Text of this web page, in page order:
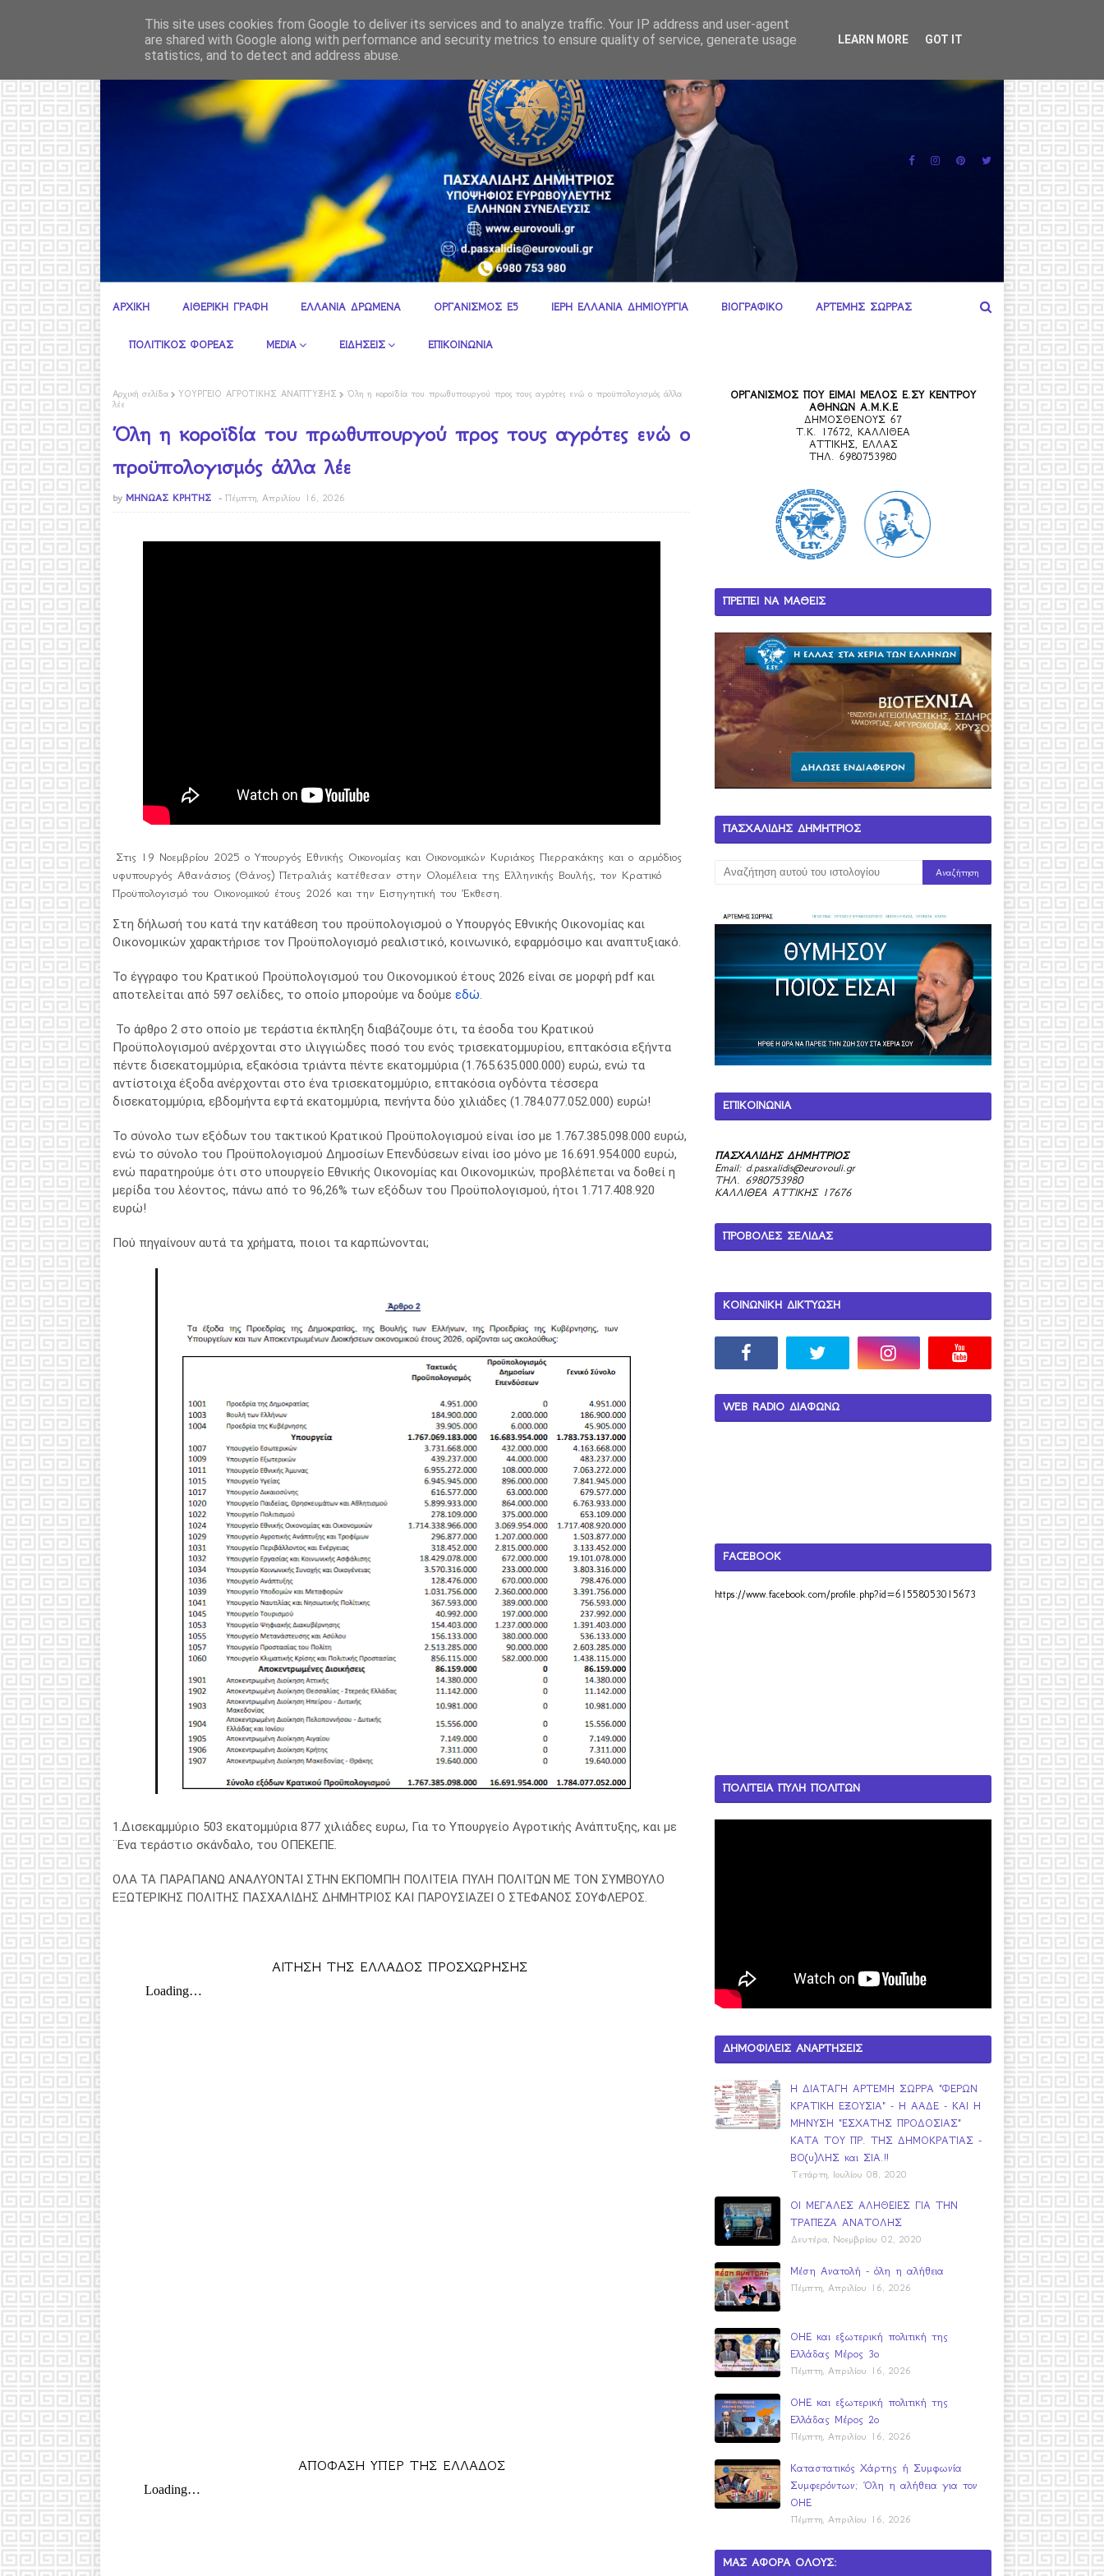
ΑΓΡΟΤΕΣ Όλη η κοροϊδία του πρωθυπουργού προς τους αγρότες ενώ ο προϋπολογισμός άλλα λέε
ΑΡΧΙΚΗ ΑΙΘΕΡΙΚΗ ΓΡΑΦΗ ΕΛΛΑΝΙΑ ΔΡΩΜΕΝΑ ΟΡΓΑΝΙΣΜΟΣ Ε5 ΙΕΡΗ ΕΛΛΑΝΙΑ ΔΗΜΙΟΥΡΓΙΑ ΒΙΟΓΡΑΦΙΚΟ ΑΡΤΕΜΗΣ ΣΩΡΡΑΣ
ΠΟΛΙΤΙΚΟΣ ΦΟΡΕΑΣ MEDIA ΕΙΔΗΣΕΙΣ ΕΠΙΚΟΙΝΩΝΙΑ
Αρχική σελίδα ΥΟΥΡΓΕΙΟ ΑΓΡΟΤΙΚΗΣ ΑΝΑΠΤΥΞΗΣ
Όλη η κοροϊδία του πρωθυπουργού προς τους αγρότες ενώ ο προϋπολογισμός άλλα
λέε
Όλη η κοροϊδία του πρωθυπουργού προς τους αγρότες ενώ ο
προϋπολογισμός άλλα λέε
by ΜΗΝΩΑΣ ΚΡΗΤΗΣ Πέμπτη, Απριλίου 16, 2026
Στις 19 Νοεμβρίου 2025 ο Υπουργός Εθνικής Οικονομίας και Οικονομικών Κυριάκος Πιερρακάκης και ο αρμόδιος
υφυπουργός Αθανάσιος (Θάνος) Πετραλιάς κατέθεσαν στην Ολομέλεια της Ελληνικής Βουλής, τον Κρατικό
Προϋπολογισμό του Οικονομικού έτους 2026 και την Εισηγητική του Έκθεση.
Στη δήλωσή του κατά την κατάθεση του προϋπολογισμού ο Υπουργός Εθνικής Οικονομίας και
Οικονομικών χαρακτήρισε τον Προϋπολογισμό ρεαλιστικό, κοινωνικό, εφαρμόσιμο και αναπτυξιακό.
Το έγγραφο του Κρατικού Προϋπολογισμού του Οικονομικού έτους 2026 είναι σε μορφή pdf και
αποτελείται από 597 σελίδες, το οποίο μπορούμε να δούμε εδώ.
Το άρθρο 2 στο οποίο με τεράστια έκπληξη διαβάζουμε ότι, τα έσοδα του Κρατικού
Προϋπολογισμού ανέρχονται στο ιλιγγιώδες ποσό του ενός τρισεκατομμυρίου, επτακόσια εξήντα
πέντε δισεκατομμύρια, εξακόσια τριάντα πέντε εκατομμύρια (1.765.635.000.000) ευρώ, ενώ τα
αντίστοιχα έξοδα ανέρχονται στο ένα τρισεκατομμύριο, επτακόσια ογδόντα τέσσερα
δισεκατομμύρια, εβδομήντα εφτά εκατομμύρια, πενήντα δύο χιλιάδες (1.784.077.052.000) ευρώ!
Το σύνολο των εξόδων του τακτικού Κρατικού Προϋπολογισμού είναι ίσο με 1.767.385.098.000 ευρώ,
ενώ το σύνολο του Προϋπολογισμού Δημοσίων Επενδύσεων είναι ίσο μόνο με 16.691.954.000 ευρώ,
ενώ παρατηρούμε ότι στο υπουργείο Εθνικής Οικονομίας και Οικονομικών, προβλέπεται να δοθεί η
μερίδα του λέοντος, πάνω από το 96,26% των εξόδων του Προϋπολογισμού, ήτοι 1.717.408.920
ευρώ!
Πού πηγαίνουν αυτά τα χρήματα, ποιοι τα καρπώνονται;
1.Δισεκαμμύριο 503 εκατομμύρια 877 χιλιάδες ευρω, Για το Υπουργείο Αγροτικής Ανάπτυξης, και με
¨Ενα τεράστιο σκάνδαλο, του ΟΠΕΚΕΠΕ.
ΟΛΑ ΤΑ ΠΑΡΑΠΑΝΩ ΑΝΑΛΥΟΝΤΑΙ ΣΤΗΝ ΕΚΠΟΜΠΗ ΠΟΛΙΤΕΙΑ ΠΥΛΗ ΠΟΛΙΤΩΝ ΜΕ ΤΟΝ ΣΥΜΒΟΥΛΟ
ΕΞΩΤΕΡΙΚΗΣ ΠΟΛΙΤΗΣ ΠΑΣΧΑΛΙΔΗΣ ΔΗΜΗΤΡΙΟΣ ΚΑΙ ΠΑΡΟΥΣΙΑΖΕΙ Ο ΣΤΕΦΑΝΟΣ ΣΟΥΦΛΕΡΟΣ.
ΑΙΤΗΣΗ ΤΗΣ ΕΛΛΑΔΟΣ ΠΡΟΣΧΩΡΗΣΗΣ
ΑΠΟΦΑΣΗ ΥΠΕΡ ΤΗΣ ΕΛΛΑΔΟΣ
ΟΡΓΑΝΙΣΜΟΣ ΠΟΥ ΕΙΜΑΙ ΜΕΛΟΣ Ε.ΣΥ ΚΕΝΤΡΟΥ
ΑΘΗΝΩΝ Α.Μ.Κ.Ε
ΔΗΜΟΣΘΕΝΟΥΣ 67
Τ.Κ. 17672, ΚΑΛΛΙΘΕΑ
ΑΤΤΙΚΗΣ, ΕΛΛΑΣ
ΤΗΛ. 6980753980
ΠΡΕΠΕΙ ΝΑ ΜΑΘΕΙΣ
ΠΑΣΧΑΛΙΔΗΣ ΔΗΜΗΤΡΙΟΣ
ΕΠΙΚΟΙΝΩΝΙΑ
ΠΑΣΧΑΛΙΔΗΣ ΔΗΜΗΤΡΙΟΣ
Email: d.pasxalidis@eurovouli.gr
ΤΗΛ. 6980753980
ΚΑΛΛΙΘΕΑ ΑΤΤΙΚΗΣ 17676
ΠΡΟΒΟΛΕΣ ΣΕΛΙΔΑΣ
ΚΟΙΝΩΝΙΚΗ ΔΙΚΤΥΩΣΗ
WEB RADIO ΔΙΑΦΩΝΩ
FACEBOOK
https://www.facebook.com/profile.php?id=61558053015673
ΠΟΛΙΤΕΙΑ ΠΥΛΗ ΠΟΛΙΤΩΝ
ΔΗΜΟΦΙΛΕΙΣ ΑΝΑΡΤΗΣΕΙΣ
Η ΔΙΑΤΑΓΗ ΑΡΤΕΜΗ ΣΩΡΡΑ "ΦΕΡΩΝ
ΚΡΑΤΙΚΗ ΕΞΟΥΣΙΑ" - Η ΑΑΔΕ - ΚΑΙ Η
ΜΗΝΥΣΗ "ΕΣΧΑΤΗΣ ΠΡΟΔΟΣΙΑΣ"
ΚΑΤΑ ΤΟΥ ΠΡ. ΤΗΣ ΔΗΜΟΚΡΑΤΙΑΣ -
ΒΟ(υ)ΛΗΣ και ΣΙΑ.!!
Τετάρτη, Ιουλίου 08, 2020
ΟΙ ΜΕΓΑΛΕΣ ΑΛΗΘΕΙΕΣ ΓΙΑ ΤΗΝ
ΤΡΑΠΕΖΑ ΑΝΑΤΟΛΗΣ
Δευτέρα, Νοεμβρίου 02, 2020
Μέση Ανατολή - όλη η αλήθεια
Πέμπτη, Απριλίου 16, 2026
ΟΗΕ και εξωτερική πολιτική της
Ελλάδας Μέρος 3ο
Πέμπτη, Απριλίου 16, 2026
ΟΗΕ και εξωτερική πολιτική της
Ελλάδας Μέρος 2ο
Πέμπτη, Απριλίου 16, 2026
Καταστατικός Χάρτης ή Συμφωνία
Συμφερόντων; Όλη η αλήθεια για τον
ΟΗΕ
Πέμπτη, Απριλίου 16, 2026
ΜΑΣ ΑΦΟΡΑ ΟΛΟΥΣ:
This site uses cookies from Google to deliver its services and to analyze traffic. Your IP address and user-agent
are shared with Google along with performance and security metrics to ensure quality of service, generate usage
statistics, and to detect and address abuse.
LEARN MORE GOT IT